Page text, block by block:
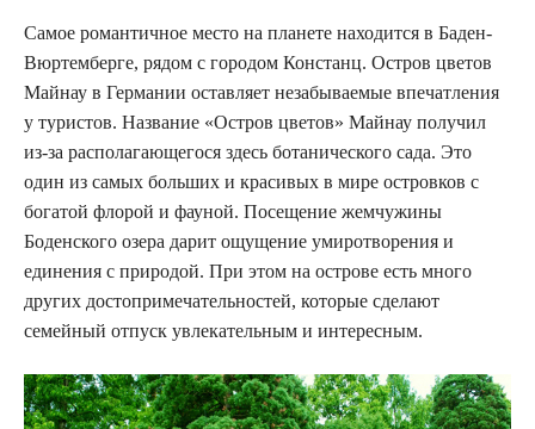
Самое романтичное место на планете находится в Баден-
Вюртемберге, рядом с городом Констанц. Остров цветов
Майнау в Германии оставляет незабываемые впечатления
у туристов. Название «Остров цветов» Майнау получил
из-за располагающегося здесь ботанического сада. Это
один из самых больших и красивых в мире островков с
богатой флорой и фауной. Посещение жемчужины
Боденского озера дарит ощущение умиротворения и
единения с природой. При этом на острове есть много
других достопримечательностей, которые сделают
семейный отпуск увлекательным и интересным.